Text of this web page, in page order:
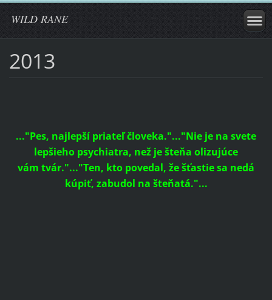
WILD RANE
2013
..."Pes, najlepší priateľ človeka."..."Nie je na svete
lepšieho psychiatra, než je šteňa olizujúce
vám tvár."..."Ten, kto povedal, že šťastie sa nedá
kúpiť, zabudol na šteňatá."...